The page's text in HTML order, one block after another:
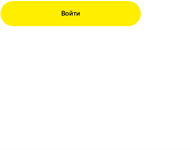
Войти